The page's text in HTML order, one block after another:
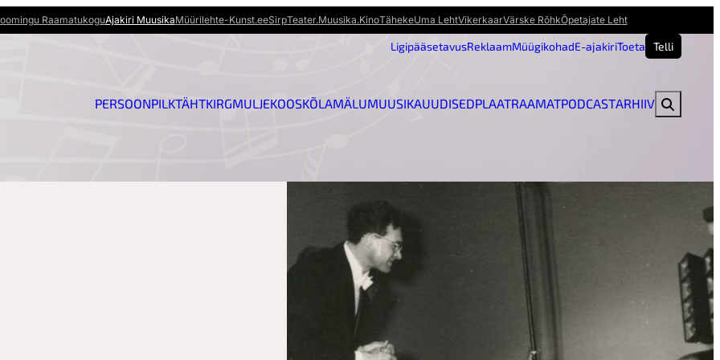
RaamatukoguAjakiri MuusikaMüürilehte-Kunst.eeSirpTeater.Muusika.KinoTähekeUma LehtVikerkaarVärske RõhkÕpetajate Leht
LigipääsetavusReklaamMüügikohadE-ajakiriToeta Telli
PERSOONPILKTÄHTKIRGMULJEKOOSKÕLAMÄLUMUUSIKAUUDISEDPLAATRAAMATPODCASTARHIIV